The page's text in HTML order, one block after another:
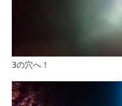
3の穴へ！